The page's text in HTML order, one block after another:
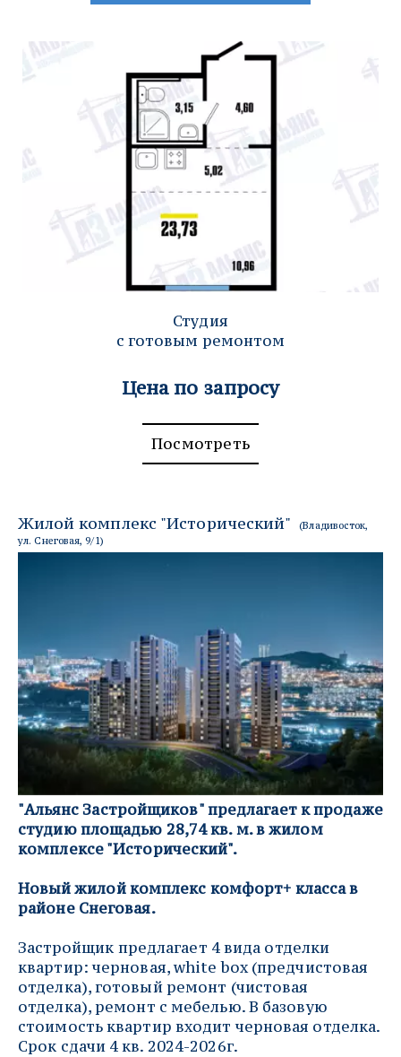
Студия
с готовым ремонтом
Цена по запросу
Посмотреть
Жилой комплекс "Исторический" (Владивосток,
ул. Снеговая, 9/1)
"Альянс Застройщиков" предлагает к продаже
студию площадью 28,74 кв. м. в жилом
комплексе "Исторический".
Новый жилой комплекс комфорт+ класса в
районе Снеговая.
Застройщик предлагает 4 вида отделки
квартир: черновая, white box (предчистовая
отделка), готовый ремонт (чистовая
отделка), ремонт с мебелью. В базовую
стоимость квартир входит черновая отделка.
Срок сдачи 4 кв. 2024-2026г.